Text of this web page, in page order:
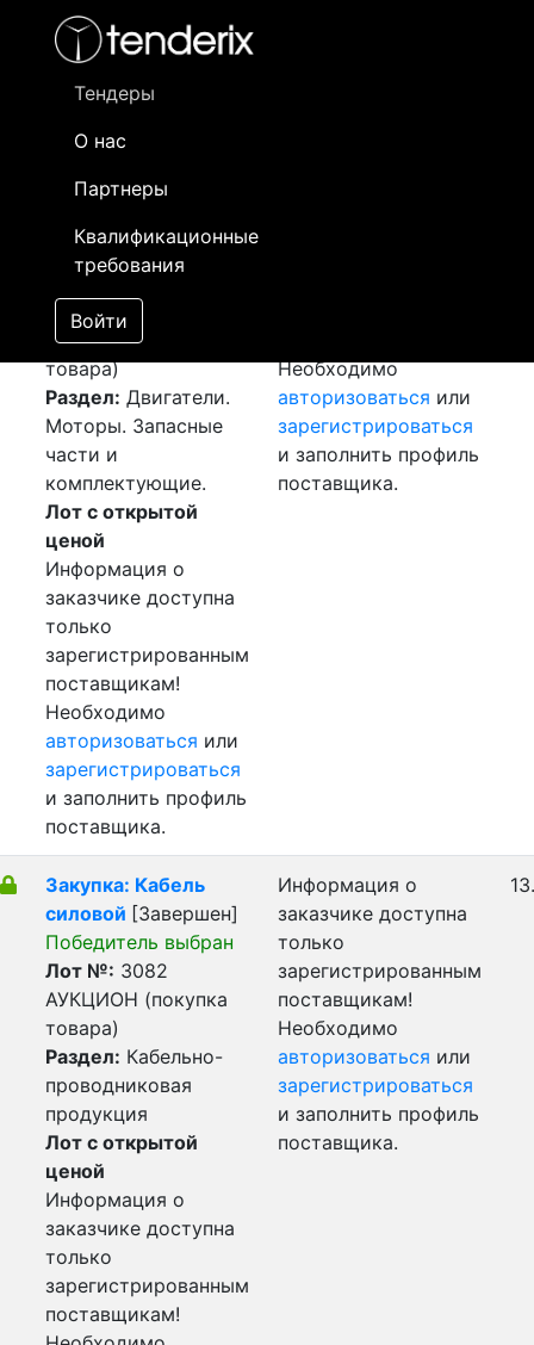
Тендеры
О нас
Партнеры
Квалификационные
требования
Войти
- активный лот
- сохраненный лот (не опубликован)
Закупка: Насосы
[Завершен]
Победитель выбран
Лот №:3083
АУКЦИОН (покупка
товара)
Раздел: Двигатели.
Моторы. Запасные
части и
комплектующие.
Лот с открытой
ценой
Информация о
заказчике доступна
только
зарегистрированным
поставщикам!
Необходимо
авторизоваться или
зарегистрироваться
и заполнить профиль
поставщика.
Необходимо
авторизоваться или
зарегистрироваться
и заполнить профиль
поставщика.
Закупка: Кабель
силовой [Завершен]
Победитель выбран
Лот №: 3082
АУКЦИОН (покупка
товара)
Раздел: Кабельно-
проводниковая
продукция
Лот с открытой
ценой
Информация о
заказчике доступна
только
зарегистрированным
поставщикам!
Информация о
заказчике доступна
только
зарегистрированным
поставщикам!
Необходимо
авторизоваться или
зарегистрироваться
и заполнить профиль
поставщика.